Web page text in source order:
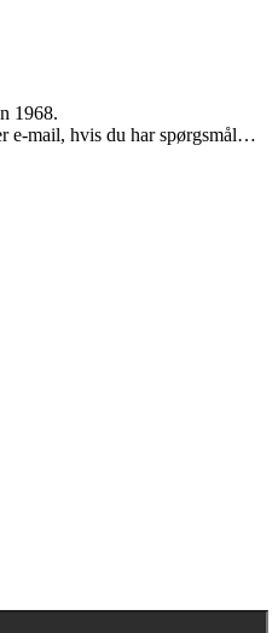
1968.
e-mail, hvis du har spørgsmål…